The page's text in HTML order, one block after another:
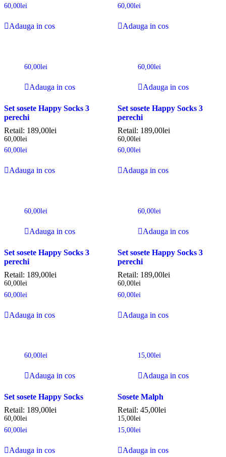
60,00lei
Adauga in cos
60,00lei
Adauga in cos
60,00lei
Adauga in cos
Set sosete Happy Socks 3
perechi
Retail: 189,00lei
60,00lei
60,00lei
Adauga in cos
60,00lei
Adauga in cos
Set sosete Happy Socks 3
perechi
Retail: 189,00lei
60,00lei
60,00lei
Adauga in cos
60,00lei
Adauga in cos
Set sosete Happy Socks 3
perechi
Retail: 189,00lei
60,00lei
60,00lei
Adauga in cos
60,00lei
Adauga in cos
Set sosete Happy Socks 3
perechi
Retail: 189,00lei
60,00lei
60,00lei
Adauga in cos
60,00lei
Adauga in cos
Set sosete Happy Socks
Retail: 189,00lei
60,00lei
60,00lei
Adauga in cos
15,00lei
Adauga in cos
Sosete Malph
Retail: 45,00lei
15,00lei
15,00lei
Adauga in cos